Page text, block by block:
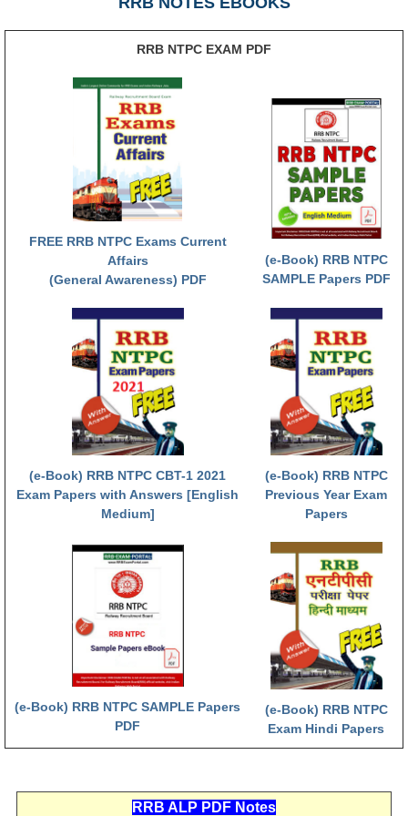
RRB NTPC (Tier-1) परीक्षा पेपर
ALP Psychological Tests
Mock Test for Junior Engineers
RRB Online Exams Sample Test
GK Papers
PARAMEDICAL Syllabus
PARAMEDICAL Apply Online
RRB एनटीपीसी - NTPC
RRB लोको पायलट - ALP
RRB रेलवे ग्रुप-डी
RRB जूनियर इंजीनियर - JE
मनोवैज्ञानिक परीक्षण - PSYCHO
RRB NTPC EXAM PDF
FREE RRB NTPC Exams Current
Affairs
(General Awareness) PDF
(e-Book) RRB NTPC
SAMPLE Papers PDF
(e-Book) RRB NTPC CBT-1 2021
Exam Papers with Answers [English
Medium]
(e-Book) RRB NTPC
Previous Year Exam
Papers
(e-Book) RRB NTPC SAMPLE Papers
PDF
(e-Book) RRB NTPC
Exam Hindi Papers
RRB ALP PDF Notes